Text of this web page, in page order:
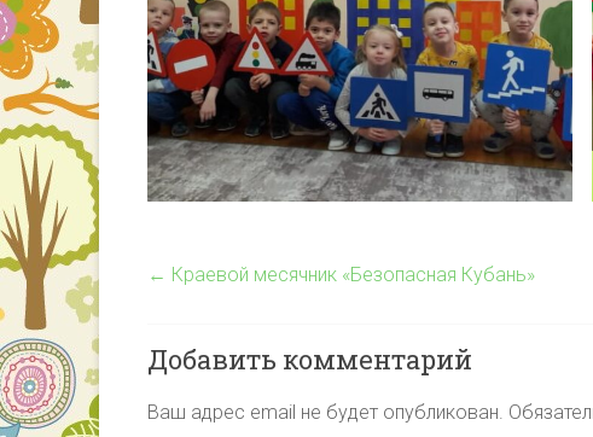
← Краевой месячник «Безопасная Кубань»
Добавить комментарий
Ваш адрес email не будет опубликован.